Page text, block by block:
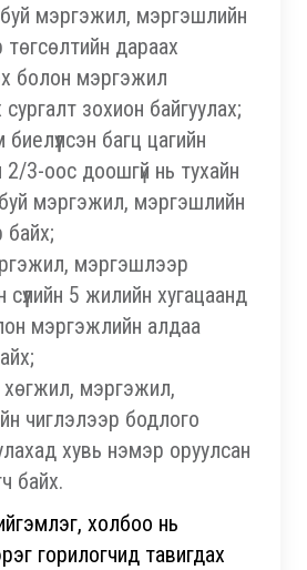
мэргэжил, мэргэшлийн
төгсөлтийн дараах
болон мэргэжил
сургалт зохион байгуулах;
багц цагийн
2/3-оос доошгүй нь тухайн
мэргэжил, мэргэшлийн
байх;
мэргэшлээр
5 жилийн хугацаанд
мэргэжлийн алдаа
мэргэжил,
чиглэлээр бодлого
хувь нэмэр оруулсан
байх.
холбоо нь
горилогчид тавигдах